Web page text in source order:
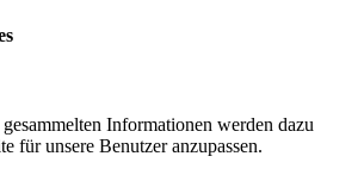
Informationen werden dazu
für unsere Benutzer anzupassen.